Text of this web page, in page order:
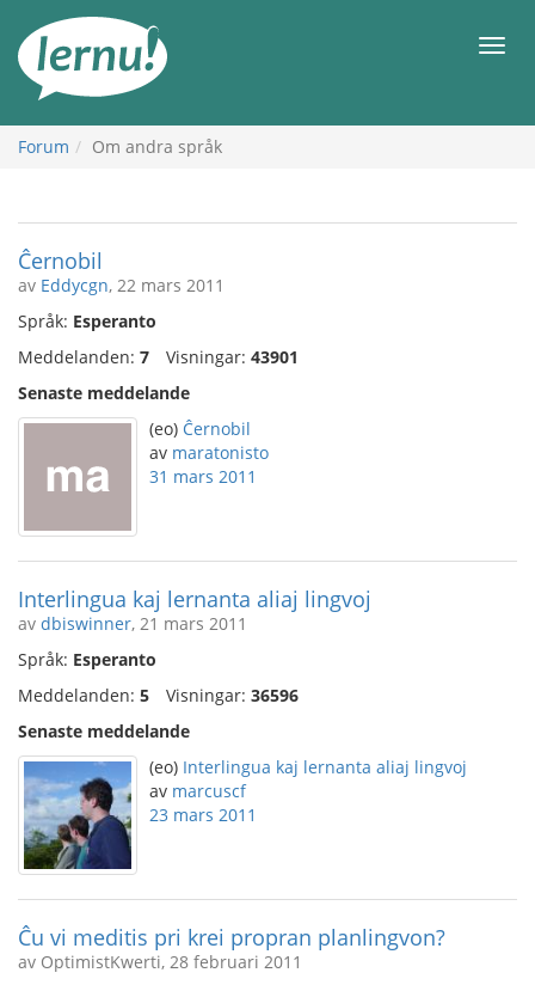
sidans
innehåll
Meny
Forum Om andra språk
Ĉernobil
av Eddycgn, 22 mars 2011
Språk: Esperanto
Meddelanden: 7 Visningar: 43901
Senaste meddelande
(eo) Ĉernobil
av maratonisto
31 mars 2011
Interlingua kaj lernanta aliaj lingvoj
av dbiswinner, 21 mars 2011
Språk: Esperanto
Meddelanden: 5 Visningar: 36596
Senaste meddelande
(eo) Interlingua kaj lernanta aliaj lingvoj
av marcuscf
23 mars 2011
Ĉu vi meditis pri krei propran planlingvon?
av OptimistKwerti, 28 februari 2011